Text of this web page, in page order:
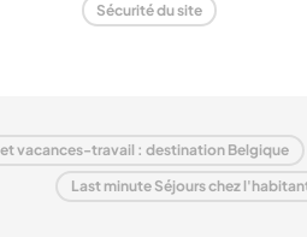
Sécurité du site
vacances-travail : destination Belgique
Last minute Séjours chez